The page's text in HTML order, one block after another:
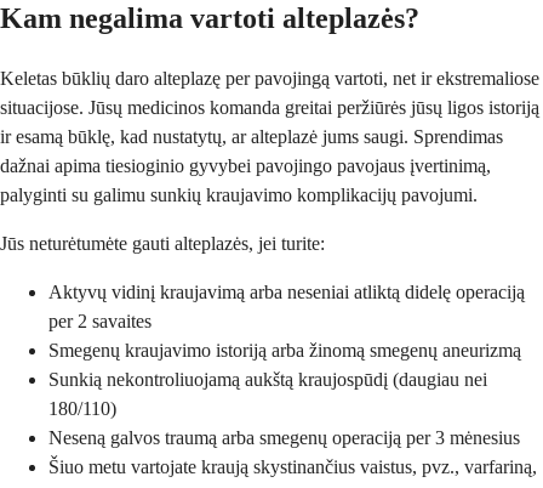
Kam negalima vartoti alteplazės?
Keletas būklių daro alteplazę per pavojingą vartoti, net ir ekstremaliose
situacijose. Jūsų medicinos komanda greitai peržiūrės jūsų ligos istoriją
ir esamą būklę, kad nustatytų, ar alteplazė jums saugi. Sprendimas
dažnai apima tiesioginio gyvybei pavojingo pavojaus įvertinimą,
palyginti su galimu sunkių kraujavimo komplikacijų pavojumi.
Jūs neturėtumėte gauti alteplazės, jei turite:
Aktyvų vidinį kraujavimą arba neseniai atliktą didelę operaciją
per 2 savaites
Smegenų kraujavimo istoriją arba žinomą smegenų aneurizmą
Sunkią nekontroliuojamą aukštą kraujospūdį (daugiau nei
180/110)
Neseną galvos traumą arba smegenų operaciją per 3 mėnesius
Šiuo metu vartojate kraują skystinančius vaistus, pvz., varfariną,